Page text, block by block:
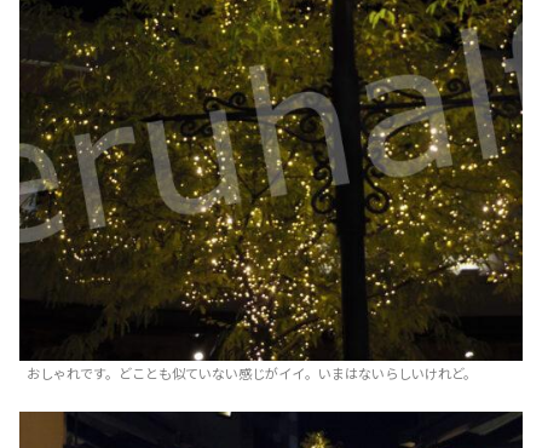
おしゃれです。どことも似ていない感じがイイ。いまはないらしいけれど。